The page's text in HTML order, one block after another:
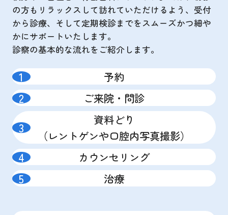
の方もリラックスして訪れていただけるよう、受付
から診療、そして定期検診までをスムーズかつ細や
かにサポートいたします。
診察の基本的な流れをご紹介します。
予約
ご来院・問診
資料どり
（レントゲンや口腔内写真撮影）
カウンセリング
治療